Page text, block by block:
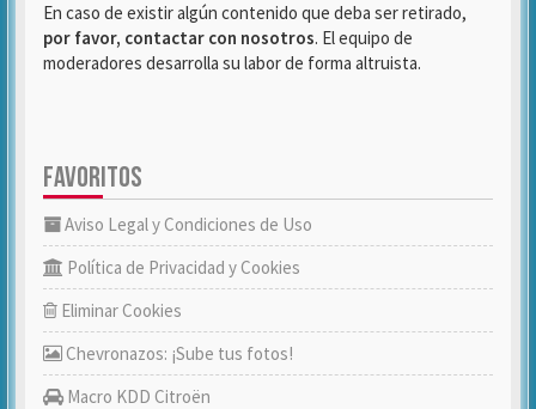
En caso de existir algún contenido que deba ser retirado,
por favor, contactar con nosotros. El equipo de
moderadores desarrolla su labor de forma altruista.
FAVORITOS
Aviso Legal y Condiciones de Uso
Política de Privacidad y Cookies
Eliminar Cookies
Chevronazos: ¡Sube tus fotos!
Macro KDD Citroën